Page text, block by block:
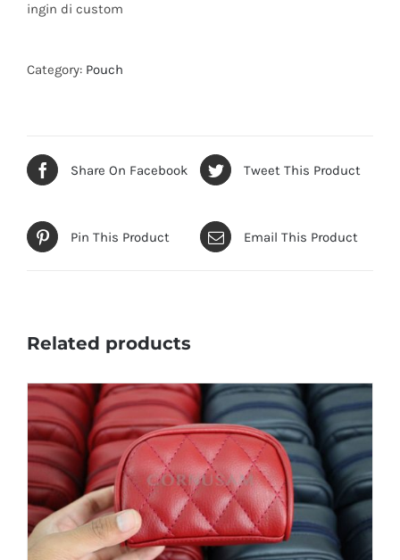
ingin di custom
Category: Pouch
Share On Facebook Tweet This Product
Pin This Product Email This Product
Related products